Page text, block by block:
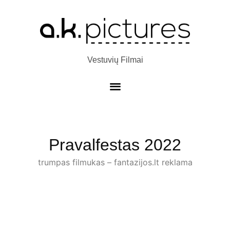
Vestuvių Filmai
Pravalfestas 2022
trumpas filmukas – fantazijos.lt reklama